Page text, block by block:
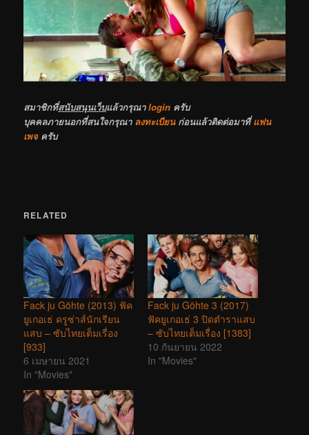
สมาชิกที่สนับสนุนเว็บแล้วกรุณาlogin ครับ
บุคคลภายนอกที่สนใจกรุณา ลงทะเบียนก่อนแล้วติดต่อมาที่แฟน
เพจครับ
RELATED
Fack ju Göhte (2013) ฟัค
ยูเกอเธ่ ครูซ่าส์นักเรียน
แสบ – ซับไทยเต็มเรื่อง
[933]
6 เมษายน 2021
In "Movies"
Fack ju Göhte 3 (2017)
ฟัคยูเกอเธ่ 3 ปิดตำราแสบ
– ซับไทยเต็มเรื่อง [1383]
10 กันยายน 2022
In "Movies"